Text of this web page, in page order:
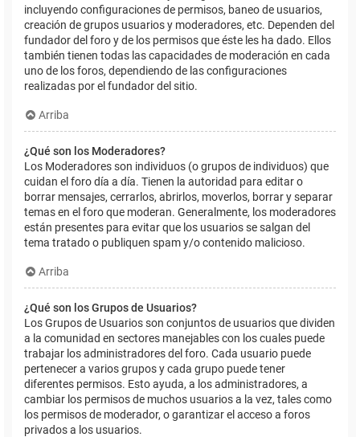
incluyendo configuraciones de permisos, baneo de usuarios,
creación de grupos usuarios y moderadores, etc. Dependen del
fundador del foro y de los permisos que éste les ha dado. Ellos
también tienen todas las capacidades de moderación en cada
uno de los foros, dependiendo de las configuraciones
realizadas por el fundador del sitio.
Arriba
¿Qué son los Moderadores?
Los Moderadores son individuos (o grupos de individuos) que
cuidan el foro día a día. Tienen la autoridad para editar o
borrar mensajes, cerrarlos, abrirlos, moverlos, borrar y separar
temas en el foro que moderan. Generalmente, los moderadores
están presentes para evitar que los usuarios se salgan del
tema tratado o publiquen spam y/o contenido malicioso.
Arriba
¿Qué son los Grupos de Usuarios?
Los Grupos de Usuarios son conjuntos de usuarios que dividen
a la comunidad en sectores manejables con los cuales puede
trabajar los administradores del foro. Cada usuario puede
pertenecer a varios grupos y cada grupo puede tener
diferentes permisos. Esto ayuda, a los administradores, a
cambiar los permisos de muchos usuarios a la vez, tales como
los permisos de moderador, o garantizar el acceso a foros
privados a los usuarios.